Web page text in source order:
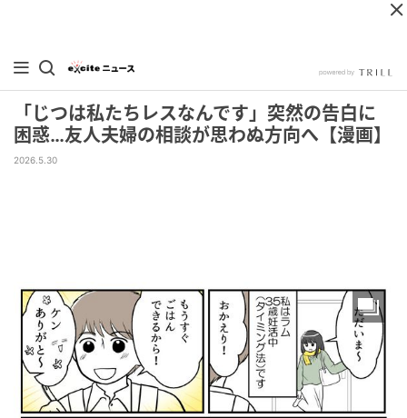
「じつは私たちレスなんです」突然の告白に
困惑…友人夫婦の相談が思わぬ方向へ【漫画】
2026.5.30